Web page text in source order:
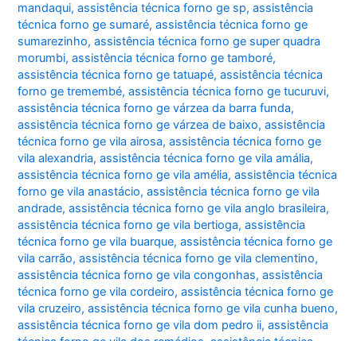
mandaqui,assistência técnica forno ge sp,assistência
técnica forno ge sumaré,assistência técnica forno ge
sumarezinho,assistência técnica forno ge super quadra
morumbi,assistência técnica forno ge tamboré,
assistência técnica forno ge tatuapé,assistência técnica
forno ge tremembé,assistência técnica forno ge tucuruvi,
assistência técnica forno ge várzea da barra funda,
assistência técnica forno ge várzea de baixo,assistência
técnica forno ge vila airosa,assistência técnica forno ge
vila alexandria,assistência técnica forno ge vila amália,
assistência técnica forno ge vila amélia,assistência técnica
forno ge vila anastácio,assistência técnica forno ge vila
andrade,assistência técnica forno ge vila anglo brasileira,
assistência técnica forno ge vila bertioga,assistência
técnica forno ge vila buarque,assistência técnica forno ge
vila carrão,assistência técnica forno ge vila clementino,
assistência técnica forno ge vila congonhas,assistência
técnica forno ge vila cordeiro,assistência técnica forno ge
vila cruzeiro,assistência técnica forno ge vila cunha bueno,
assistência técnica forno ge vila dom pedro ii,assistência